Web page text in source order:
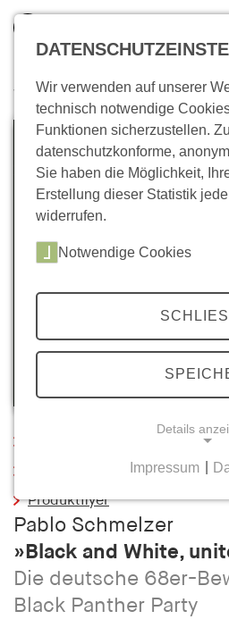
inkl. MwSt.
Zum Warenkorb
Wo bin ich?
Inhaltsverzeichnis
Produktflyer
Pablo Schmelzer
»Black and White,
Die deutsche 68er-
Black Panther Party
Wir verwenden auf unserer
technisch notwendige
Funktionen sicherzustellen.
datenschutzkonforme,
Sie haben die Möglichkeit,
Erstellung dieser Statistik
widerrufen.
Notwendige Cookies
Details
Notwendige Cookies helfen
nutzbar zu machen, indem
wie Seitennavigation und
Bereiche der Webseite
kann ohne diese Cookies
funktionieren.
Impressum